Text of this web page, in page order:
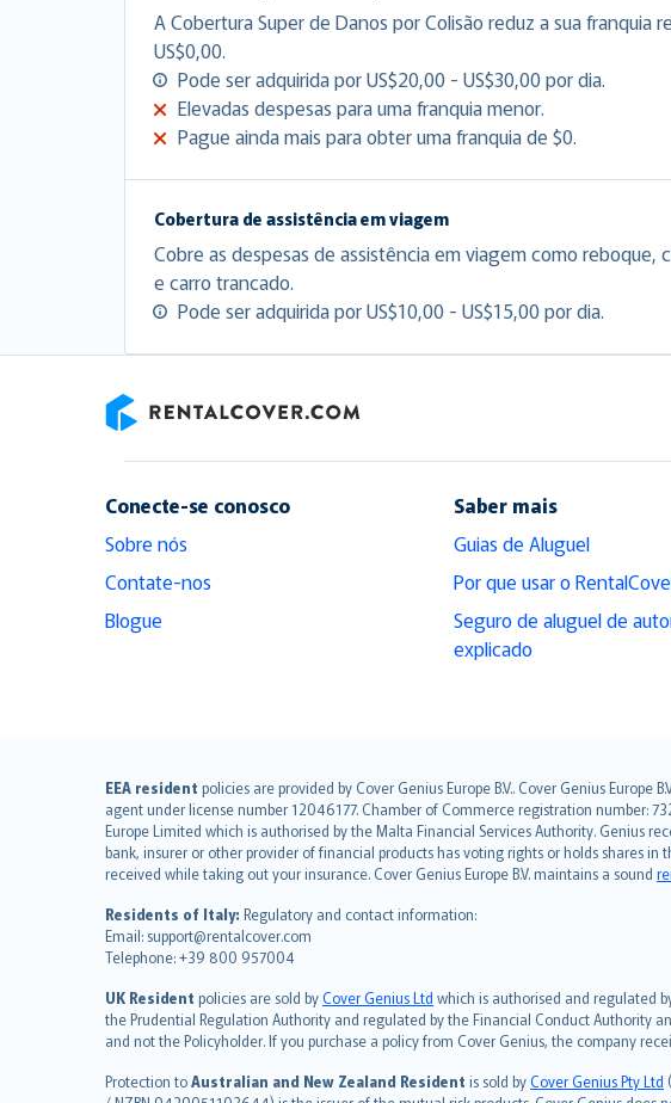
A Cobertura Super de Danos por Colisão reduz a sua franquia
US$0,00.
Pode ser adquirida por US$20,00 - US$30,00 por dia.
Elevadas despesas para uma franquia menor.
Pague ainda mais para obter uma franquia de $0.
Cobertura de assistência em viagem
Cobre as despesas de assistência em viagem como reboque,
e carro trancado.
Pode ser adquirida por US$10,00 - US$15,00 por dia.
Conecte-se conosco
Sobre nós
Contate-nos
Blogue
Saber mais
Guias de Aluguel
Por que usar o
Seguro de aluguel de
explicado
EEA resident policies are provided by Cover Genius Europe B.V.. Cover Genius
agent under license number 12046177. Chamber of Commerce registration number:
Europe Limited which is authorised by the Malta Financial Services Authority. Genius
bank, insurer or other provider of financial products has voting rights or holds shares
received while taking out your insurance. Cover Genius Europe B.V. maintains a sound
Residents of Italy: Regulatory and contact information:
Email: support@rentalcover.com
Telephone: +39 800 957004
UK Resident policies are sold byCover Genius Ltd which is authorised and regulated
the Prudential Regulation Authority and regulated by the Financial Conduct Authority
and not the Policyholder. If you purchase a policy from Cover Genius, the company
Protection toAustralian and New Zealand Resident is sold byCover Genius Pty Ltd
English (UK)
English (US)
Deutsch
français
Nederlands
español
italiano
简体中文
繁體中文
Português
polski